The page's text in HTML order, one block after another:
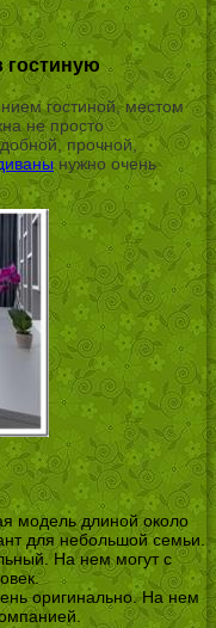
гостиную
гостиной, местом
не просто
прочной,
нужно очень
модель длиной около
для небольшой семьи.
На нем могут с
оригинально. На нем